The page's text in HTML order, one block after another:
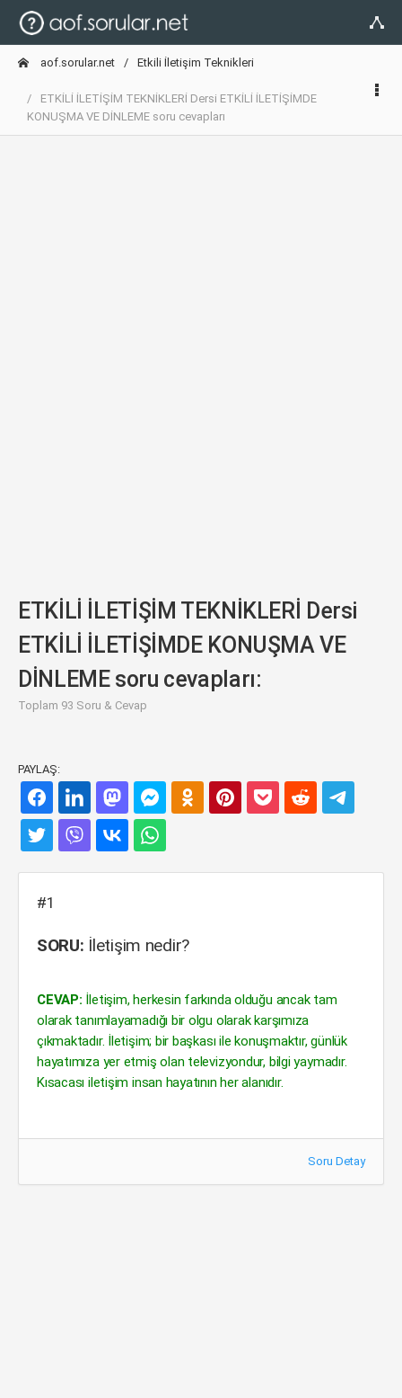
aof.sorular.net Etkili İletişim Teknikleri
ETKİLİ İLETİŞİM TEKNİKLERİ Dersi ETKİLİ İLETİŞİMDE
KONUŞMA VE DİNLEME soru cevapları
ETKİLİ İLETİŞİM TEKNİKLERİ Dersi
ETKİLİ İLETİŞİMDE KONUŞMA VE
DİNLEME soru cevapları:
Toplam 93 Soru & Cevap
PAYLAŞ:
#1
SORU: İletişim nedir?
CEVAP: İletişim, herkesin farkında olduğu ancak tam
olarak tanımlayamadığı bir olgu olarak karşımıza
çıkmaktadır. İletişim; bir başkası ile konuşmaktır, günlük
hayatımıza yer etmiş olan televizyondur, bilgi yaymadır.
Kısacası iletişim insan hayatının her alanıdır.
Soru Detay